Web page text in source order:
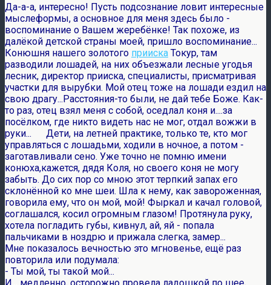
Да-а-а, интересно! Пусть подсознание ловит интересные
мыслеформы, а основное для меня здесь было -
воспоминание о Вашем жеребёнке! Так похоже, из
далёкой детской страны моей, пришло воспоминание...
Конюшня нашего золотого прииска Токур, там
разводили лошадей, на них объезжали лесные угодья
лесник, директор прииска, специалисты, присматривая
участки для вырубки. Мой отец тоже на лошади ездил на
свою драгу...Расстояния-то были, не дай тебе Боже. Как-
то раз, отец взял меня с собой, оседлал коня и....за
посёлком, где никто видеть нас не мог, отдал вожжи в
руки... Дети, на летней практике, только те, кто мог
управляться с лошадьми, ходили в ночное, а потом -
заготавливали сено. Уже точно не помню имени
конюха,кажется, дядя Коля, но своего коня не могу
забыть. До сих пор со мною этот терпкий запах его
склонённой ко мне шеи. Шла к нему, как завороженная,
говорила ему, что он мой, мой! Фыркал и качал головой,
соглашался, косил огромным глазом! Протянула руку,
хотела погладить губы, кивнул, ай, яй - попала
пальчиками в ноздрю и прижала слегка, замер...
Мне показалось вечностью это мгновенье, ещё раз
повторила или подумала:
- Ты мой, ты такой мой...